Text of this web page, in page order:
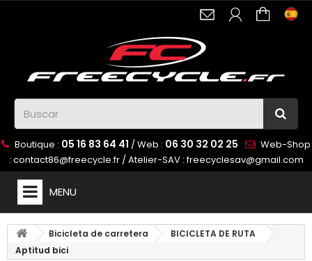
Boutique : 05 16 83 64 41 / Web : 06 30 32 02 25
Web-Shop
: contact86@freecycle.fr/ Atelier-SAV :freecyclesav@gmail.com
MENU
Bicicleta de carretera
BICICLETA DE RUTA
Aptitud bici